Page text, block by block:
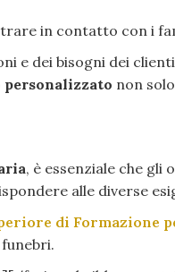
in contatto con i
e dei bisogni dei
personalizzato non
, è essenziale che gli
alle diverse
di Formazione